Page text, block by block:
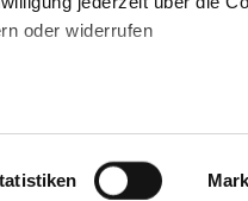
oder widerrufen
Merkmalen (Fingerprinting)